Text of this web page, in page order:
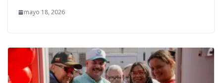
mayo 18, 2026